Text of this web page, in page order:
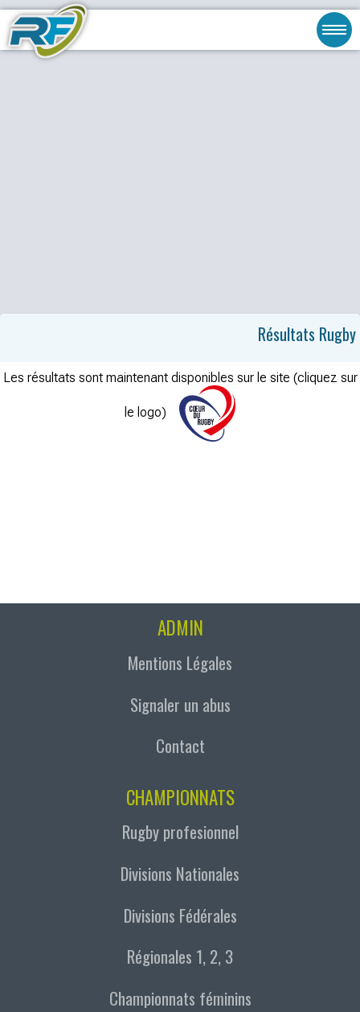
Résultats Rugby
Les résultats sont maintenant disponibles sur le site (cliquez sur
le logo)
ADMIN
Mentions Légales
Signaler un abus
Contact
CHAMPIONNATS
Rugby profesionnel
Divisions Nationales
Divisions Fédérales
Régionales 1, 2, 3
Championnats féminins